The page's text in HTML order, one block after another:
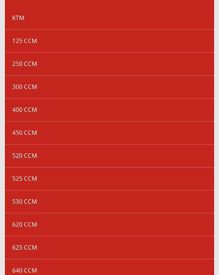
KTM
125 CCM
250 CCM
300 CCM
400 CCM
450 CCM
520 CCM
525 CCM
530 CCM
620 CCM
625 CCM
640 CCM